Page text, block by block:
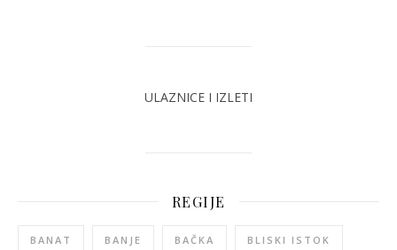
ULAZNICE I IZLETI
REGIJE
BANAT BANJE BAČKA BLISKI ISTOK